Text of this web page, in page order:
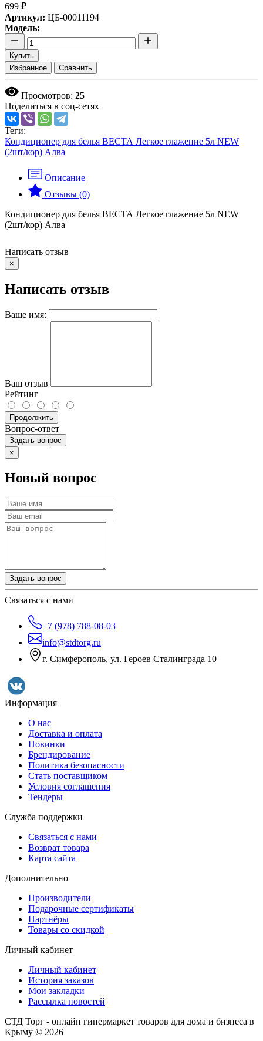
699 ₽
Артикул: ЦБ-00011194
Модель:
Купить
Избранное
Сравнить
Просмотров: 25
Поделиться в соц-сетях
Теги:
Кондиционер для белья ВЕСТА Легкое глажение 5л NEW
(2шт/кор) Алва
Описание
Отзывы (0)
Кондиционер для белья ВЕСТА Легкое глажение 5л NEW
(2шт/кор) Алва
Написать отзыв
×
Написать отзыв
Ваше имя:
Ваш отзыв
Рейтинг
Продолжить
Вопрос-ответ
Задать вопрос
×
Новый вопрос
Задать вопрос
Связаться с нами
+7 (978) 788-08-03
info@stdtorg.ru
г. Симферополь, ул. Героев Сталинграда 10
Информация
О нас
Доставка и оплата
Новинки
Брендирование
Политика безопасности
Стать поставщиком
Условия соглашения
Тендеры
Служба поддержки
Связаться с нами
Возврат товара
Карта сайта
Дополнительно
Производители
Подарочные сертификаты
Партнёры
Товары со скидкой
Личный кабинет
Личный кабинет
История заказов
Мои закладки
Рассылка новостей
СТД Торг - онлайн гипермаркет товаров для дома и бизнеса в
Крыму © 2026